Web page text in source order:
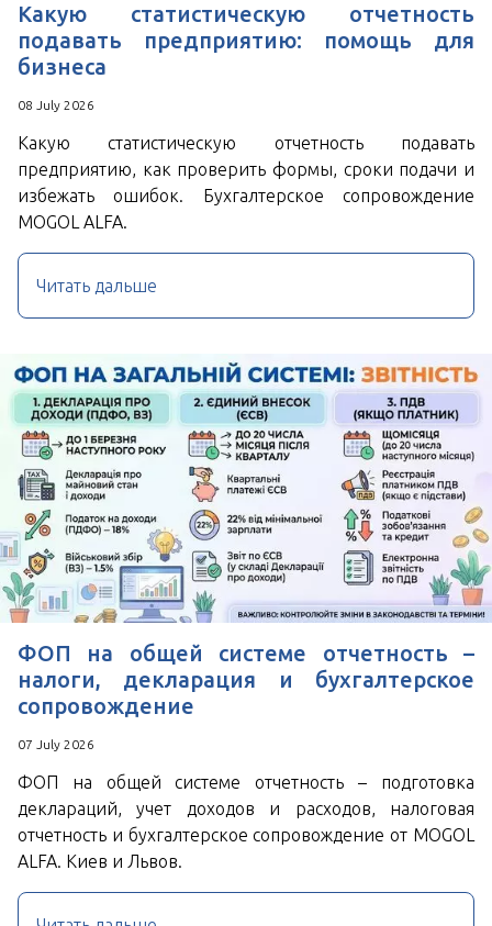
Какую статистическую отчетность
подавать предприятию: помощь для
бизнеса
08 July 2026
Какую статистическую отчетность подавать
предприятию, как проверить формы, сроки подачи и
избежать ошибок. Бухгалтерское сопровождение
MOGOL ALFA.
Читать дальше
ФОП на общей системе отчетность –
налоги, декларация и бухгалтерское
сопровождение
07 July 2026
ФОП на общей системе отчетность – подготовка
деклараций, учет доходов и расходов, налоговая
отчетность и бухгалтерское сопровождение от MOGOL
ALFA. Киев и Львов.